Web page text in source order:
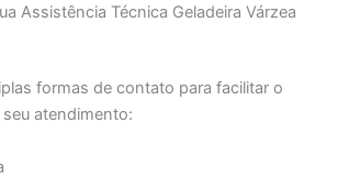
Assistência Técnica Geladeira Várzea
formas de contato para facilitar o
atendimento: